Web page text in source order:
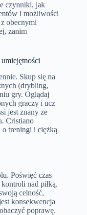
czynniki, jak
i możliwości
obecnymi
zanim
Skup się na
(drybling,
gry. Oglądaj
graczy i ucz
jest znany ze
Cristiano
o treningi i ciężką
Poświęć czas
nad piłką.
celność,
konsekwencja
poprawę.